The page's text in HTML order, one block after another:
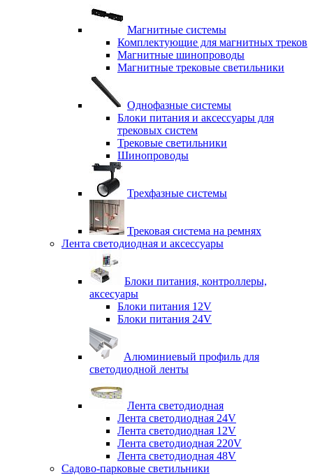
Магнитные системы
Комплектующие для магнитных треков
Магнитные шинопроводы
Магнитные трековые светильники
Однофазные системы
Блоки питания и аксессуары для
трековых систем
Трековые светильники
Шинопроводы
Трехфазные системы
Трековая система на ремнях
Лента светодиодная и аксессуары
Блоки питания, контроллеры,
аксесуары
Блоки питания 12V
Блоки питания 24V
Алюминиевый профиль для
светодиодной ленты
Лента светодиодная
Лента светодиодная 24V
Лента светодиодная 12V
Лента светодиодная 220V
Лента светодиодная 48V
Садово-парковые светильники